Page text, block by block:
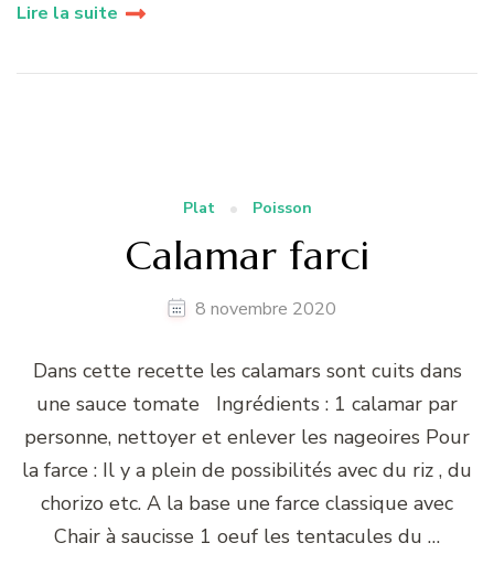
Lire la suite
Plat Poisson
Calamar farci
8 novembre 2020
Dans cette recette les calamars sont cuits dans
une sauce tomate Ingrédients : 1 calamar par
personne, nettoyer et enlever les nageoires Pour
la farce : Il y a plein de possibilités avec du riz , du
chorizo etc. A la base une farce classique avec
Chair à saucisse 1 oeuf les tentacules du …